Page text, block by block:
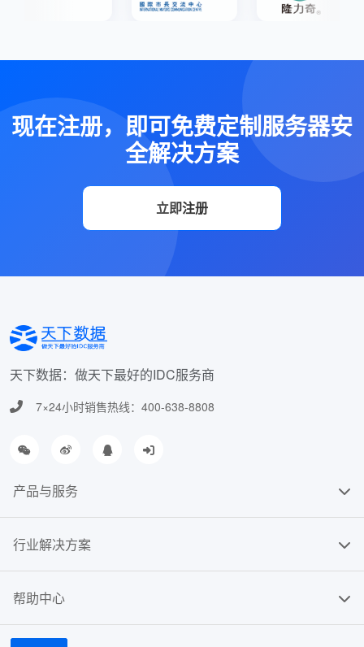
现在注册，即可免费定制服务器安
全解决方案
立即注册
天下数据：做天下最好的IDC服务商
7×24小时销售热线：400-638-8808
产品与服务
行业解决方案
帮助中心